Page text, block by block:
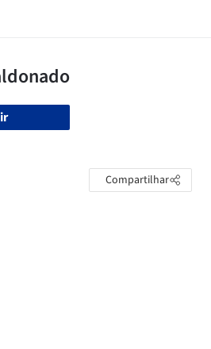
Compartilhar